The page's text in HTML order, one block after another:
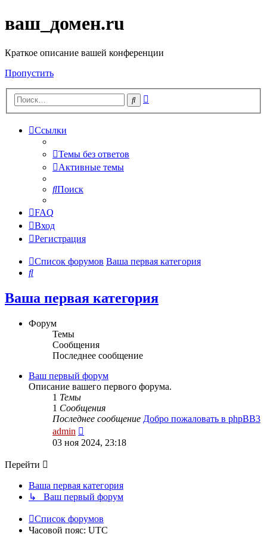
ваш_домен.ru
Краткое описание вашей конференции
Пропустить
Поиск
Ссылки
Темы без ответов
Активные темы
Поиск
FAQ
Вход
Регистрация
Список форумов Ваша первая категория
Поиск
Ваша первая категория
Форум
Темы
Сообщения
Последнее сообщение
Ваш первый форум
Описание вашего первого форума.
1 Темы
1 Сообщения
Последнее сообщение Добро пожаловать в phpBB3
admin
к
последнему
03 ноя 2024, 23:18
Перейти
Ваша первая категория
↳ Ваш первый форум
Список форумов
Часовой пояс: UTC